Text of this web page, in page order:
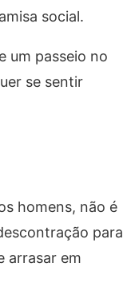
social.
um passeio no
se sentir
homens, não é
para
arrasar em